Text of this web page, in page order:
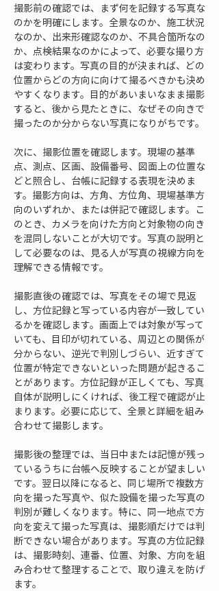
撮影前の確認では、まず何を記録する写真な
のかを明確にします。全景なのか、施工状況
なのか、出来形確認なのか、不具合箇所なの
か、点検結果なのかによって、必要な撮り方
は変わります。写真の目的が決まれば、どの
位置からどの方向に向けて撮るべきかも決め
やすくなります。目的があいまいなまま撮影
すると、後から見たときに、なぜその向きで
撮ったのか分からない写真になりがちです。
次に、撮影位置を確認します。現場の基準
点、測点、区画、設備番号、図面上の位置な
どと照合し、台帳に記録する表現を決めま
す。撮影方向は、方角、方位角、現場基準方
向のいずれか、または併記で確認します。こ
のとき、カメラを向けた方向と対象物の向き
を混同しないことが大切です。写真の説明と
して必要なのは、見る人が写真の視線方向を
理解できる情報です。
撮影直後の確認では、写真をその場で見返
し、方位記録と写っている内容が一致してい
るかを確認します。画面上では対象が写って
いても、目印が切れている、周辺との関係が
分からない、逆光で判別しづらい、近すぎて
位置が特定できないといった問題が起きるこ
とがあります。方位記録が正しくても、写真
自体が説明しにくければ、後工程で確認が止
まります。必要に応じて、全景と詳細を組み
合わせて撮影します。
撮影後の整理では、当日中または記憶が残っ
ているうちに台帳へ反映することが望ましい
です。翌日以降になると、同じ場所で複数方
向を撮った写真や、似た設備を撮った写真の
判別が難しくなります。特に、同一地点で方
向を変えて撮った写真は、撮影順だけでは判
断できない場合があります。写真の方位記録
は、撮影時刻、連番、位置、対象、方向を組
み合わせて整理することで、取り違えを防げ
ます。